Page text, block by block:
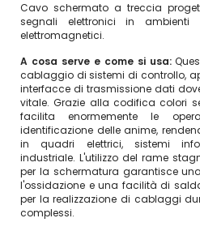
Cavo schermato a treccia
segnali elettronici in
elettromagnetici.
A cosa serve e come si usa:
cablaggio di sistemi di controllo,
interfacce di trasmissione dati
vitale. Grazie alla codifica colori
facilita enormemente le
identificazione delle anime,
in quadri elettrici, sistemi
industriale. L'utilizzo del rame
per la schermatura garantisce
l'ossidazione e una facilità di
per la realizzazione di cablaggi
complessi.